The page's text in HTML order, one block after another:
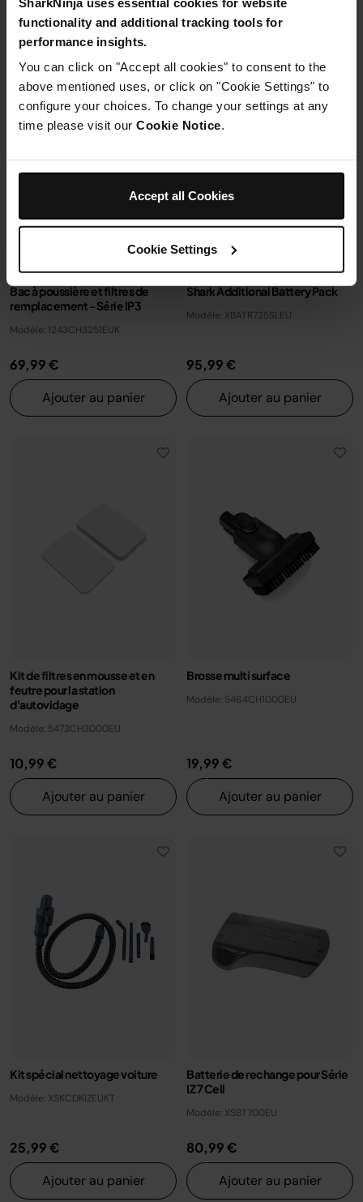
functionality and additional tracking tools for
performance insights.
You can click on "Accept all cookies" to consent to the
above mentioned uses, or click on "Cookie Settings" to
configure your choices. To change your settings at any
time please visit our Cookie Notice.
Accept all Cookies
Cookie Settings
Ajouter au panier
Bac à poussière et filtres de
remplacement - Série IP3
Modèle: 1243CH3251EUK
69,99 €
Ajouter au panier
Shark Additional Battery Pack
Modèle: XBATR725SLEU
95,99 €
Ajouter au panier
Kit de filtres en mousse et en
feutre pour la station
d'autovidage
Modèle: 5473CH3000EU
10,99 €
Ajouter au panier
Brosse multi surface
Modèle: 5464CH1000EU
19,99 €
Ajouter au panier
Kit spécial nettoyage voiture
Modèle: XSKCDKIZEUKT
25,99 €
Ajouter au panier
Batterie de rechange pour Série
IZ 7 Cell
Modèle: XSBT700EU
80,99 €
Ajouter au panier